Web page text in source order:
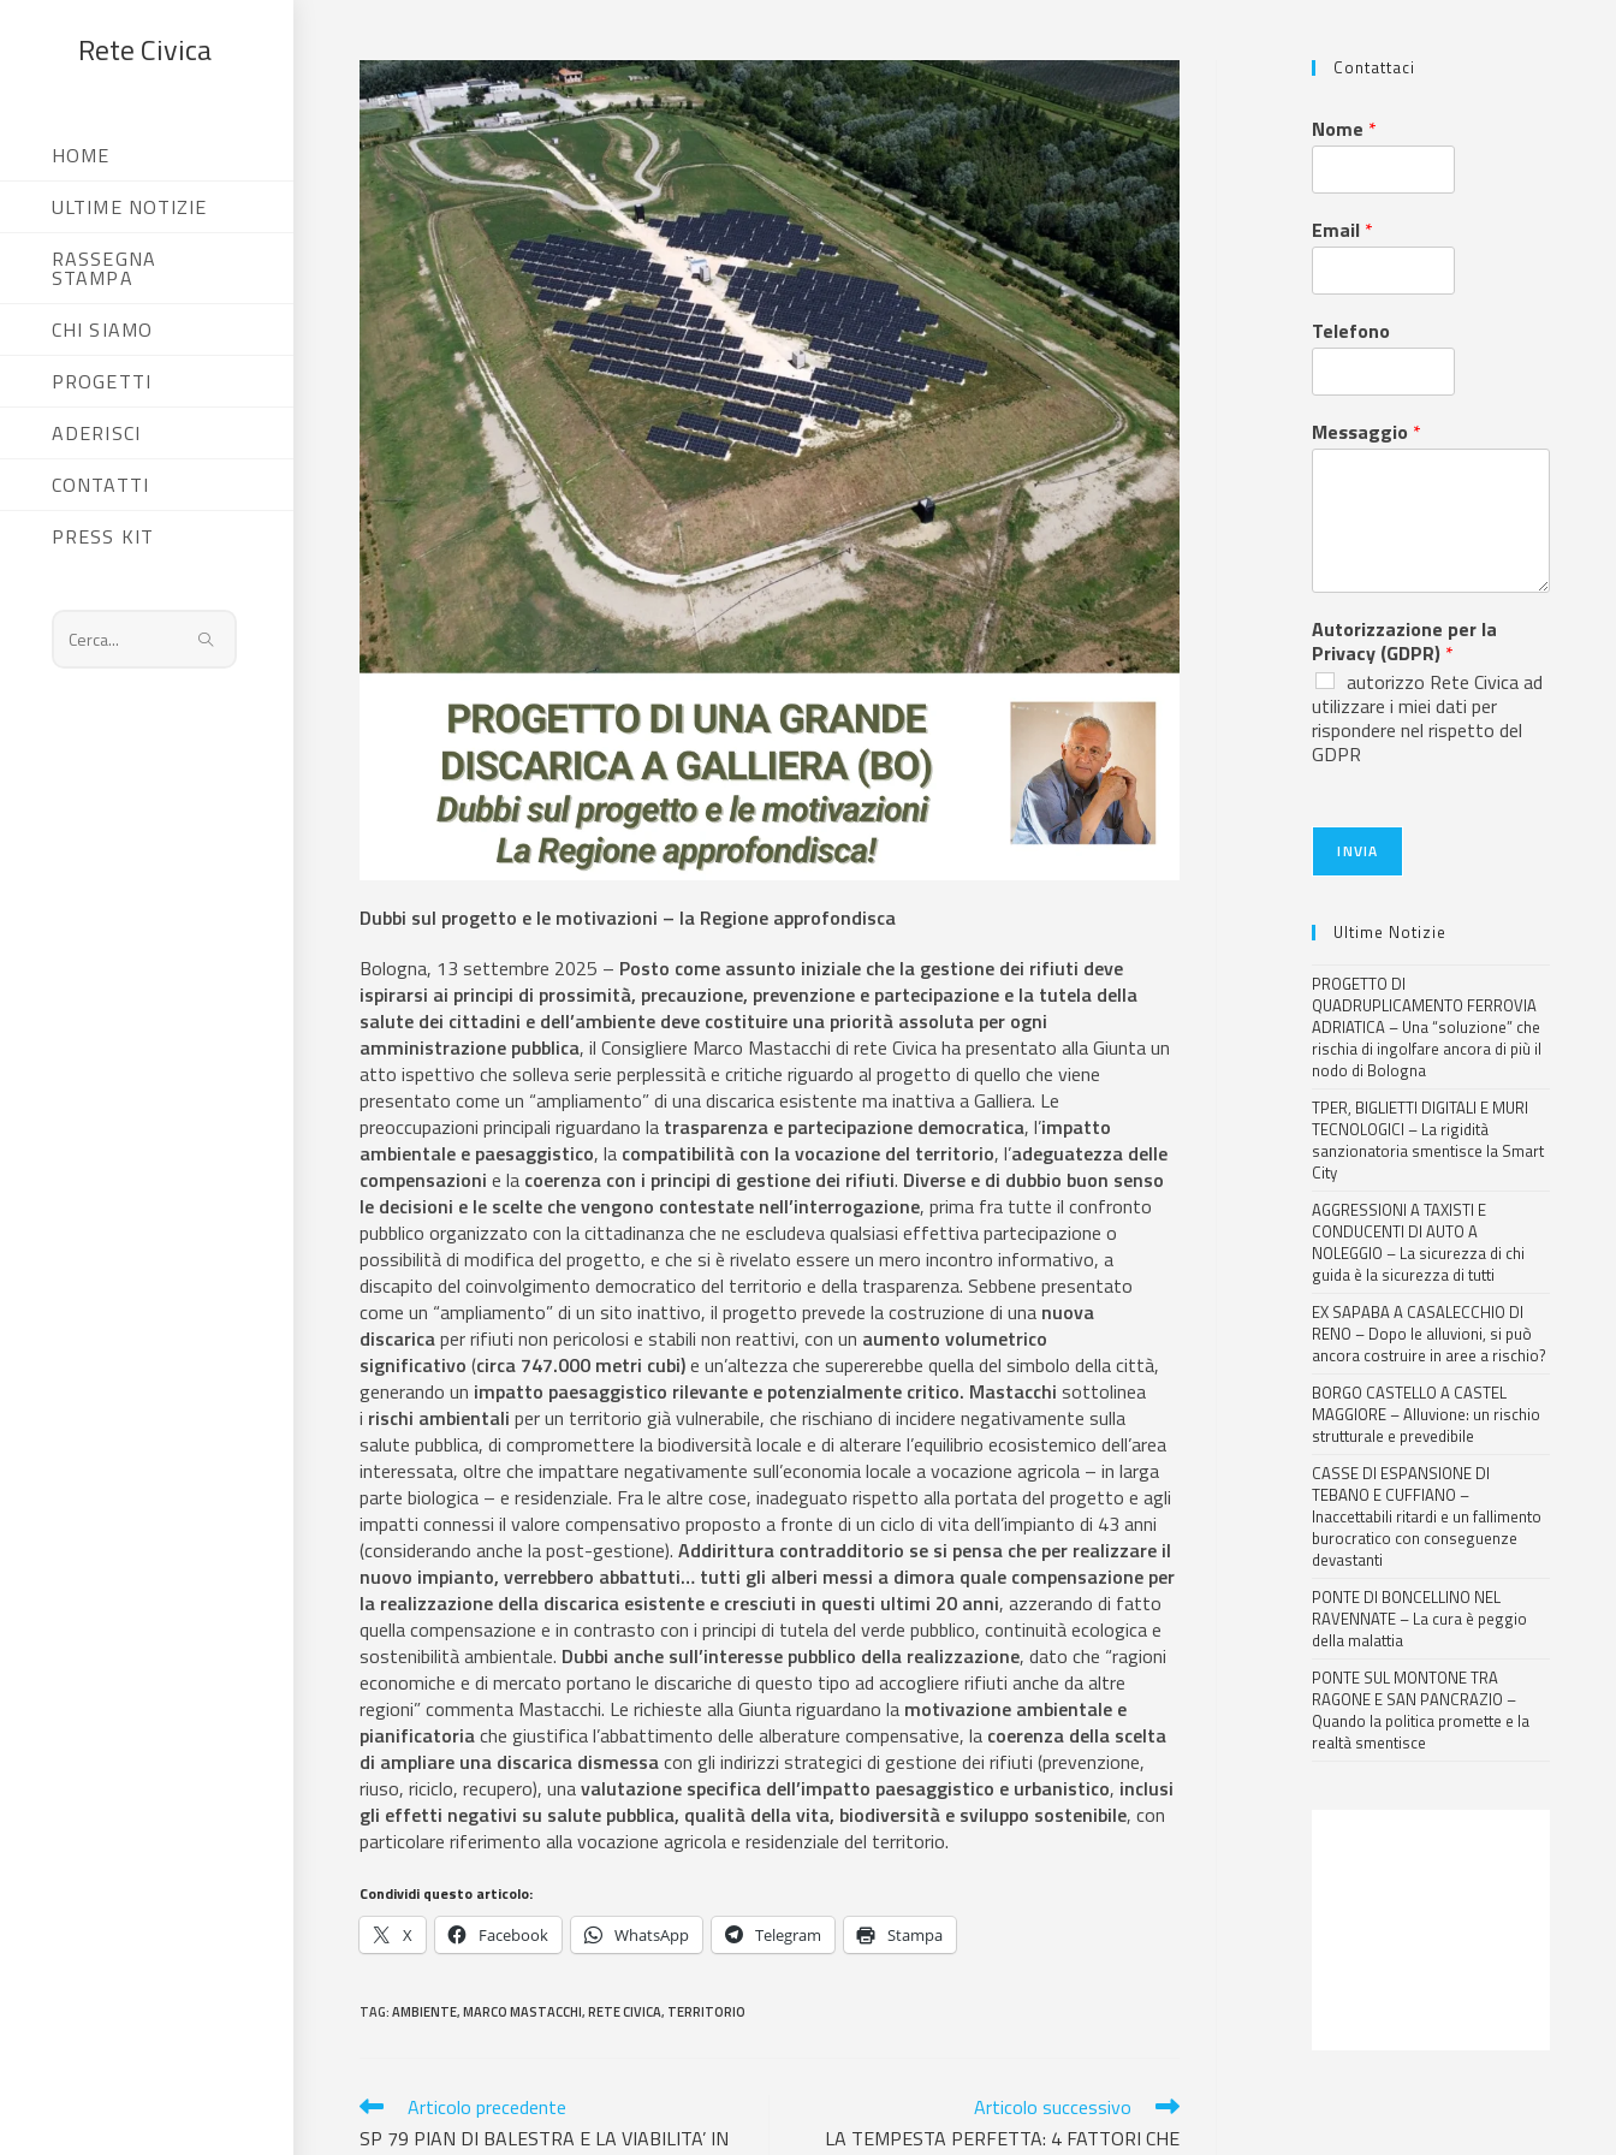
Rete Civica
HOME
ULTIME NOTIZIE
RASSEGNA
STAMPA
CHI SIAMO
PROGETTI
ADERISCI
CONTATTI
PRESS KIT
Cerca
Dubbi sul progetto e le motivazioni – la Regione approfondisca
Bologna, 13 settembre 2025 – Posto come assunto iniziale che la gestione dei rifiuti deve
ispirarsi ai principi di prossimità, precauzione, prevenzione e partecipazione e la tutela della
salute dei cittadini e dell’ambiente deve costituire una priorità assoluta per ogni
amministrazione pubblica, il Consigliere Marco Mastacchi di rete Civica ha presentato alla Giunta un
atto ispettivo che solleva serie perplessità e critiche riguardo al progetto di quello che viene
presentato come un “ampliamento” di una discarica esistente ma inattiva a Galliera. Le
preoccupazioni principali riguardano la trasparenza e partecipazione democratica, l’impatto
ambientale e paesaggistico, la compatibilità con la vocazione del territorio, l’adeguatezza delle
compensazioni e la coerenza con i principi di gestione dei rifiuti. Diverse e di dubbio buon senso
le decisioni e le scelte che vengono contestate nell’interrogazione, prima fra tutte il confronto
pubblico organizzato con la cittadinanza che ne escludeva qualsiasi effettiva partecipazione o
possibilità di modifica del progetto, e che si è rivelato essere un mero incontro informativo, a
discapito del coinvolgimento democratico del territorio e della trasparenza. Sebbene presentato
come un “ampliamento” di un sito inattivo, il progetto prevede la costruzione di una nuova
discaricaper rifiuti non pericolosi e stabili non reattivi, con un aumento volumetrico
significativo (circa 747.000 metri cubi)e un’altezza che supererebbe quella del simbolo della città,
generando un impatto paesaggistico rilevante e potenzialmente critico. Mastacchi sottolinea
i rischi ambientali per un territorio già vulnerabile, che rischiano di incidere negativamente sulla
salute pubblica, di compromettere la biodiversità locale e di alterare l’equilibrio ecosistemico dell’area
interessata, oltre che impattare negativamente sull’economia locale a vocazione agricola – in larga
parte biologica – e residenziale. Fra le altre cose, inadeguato rispetto alla portata del progetto e agli
impatti connessi il valore compensativo proposto a fronte di un ciclo di vita dell’impianto di 43 anni
(considerando anche la post-gestione). Addirittura contradditorio se si pensa che per realizzare il
nuovo impianto, verrebbero abbattuti… tutti gli alberi messi a dimora quale compensazione per
la realizzazione della discarica esistente e cresciuti in questi ultimi 20 anni, azzerando di fatto
quella compensazione e in contrasto con i principi di tutela del verde pubblico, continuità ecologica e
sostenibilità ambientale. Dubbi anche sull’interesse pubblico della realizzazione, dato che “ragioni
economiche e di mercato portano le discariche di questo tipo ad accogliere rifiuti anche da altre
regioni” commenta Mastacchi. Le richieste alla Giunta riguardano la motivazione ambientale e
pianificatoriache giustifica l’abbattimento delle alberature compensative, la coerenza della scelta
di ampliare una discarica dismessacon gli indirizzi strategici di gestione dei rifiuti (prevenzione,
riuso, riciclo, recupero), unavalutazione specifica dell’impatto paesaggistico e urbanistico, inclusi
gli effetti negativi su salute pubblica, qualità della vita, biodiversità e sviluppo sostenibile, con
particolare riferimento alla vocazione agricola e residenziale del territorio.
Condividi questo articolo:
X Facebook WhatsApp Telegram Stampa
TAG:AMBIENTE,MARCO MASTACCHI,RETE CIVICA, TERRITORIO
Articolo precedente
SP 79 PIAN DI BALESTRA E LA VIABILITA’ IN
Articolo successivo
LA TEMPESTA PERFETTA: 4 FATTORI CHE
Contattaci
Nome *
Email *
Telefono
Messaggio *
Autorizzazione per la
Privacy (GDPR) *
autorizzo Rete Civica ad
utilizzare i miei dati per
rispondere nel rispetto del
GDPR
INVIA
Ultime Notizie
PROGETTO DI
QUADRUPLICAMENTO FERROVIA
ADRIATICA – Una “soluzione” che
rischia di ingolfare ancora di più il
nodo di Bologna
TPER, BIGLIETTI DIGITALI E MURI
TECNOLOGICI – La rigidità
sanzionatoria smentisce la Smart
City
AGGRESSIONI A TAXISTI E
CONDUCENTI DI AUTO A
NOLEGGIO – La sicurezza di chi
guida è la sicurezza di tutti
EX SAPABA A CASALECCHIO DI
RENO – Dopo le alluvioni, si può
ancora costruire in aree a rischio?
BORGO CASTELLO A CASTEL
MAGGIORE – Alluvione: un rischio
strutturale e prevedibile
CASSE DI ESPANSIONE DI
TEBANO E CUFFIANO –
Inaccettabili ritardi e un fallimento
burocratico con conseguenze
devastanti
PONTE DI BONCELLINO NEL
RAVENNATE – La cura è peggio
della malattia
PONTE SUL MONTONE TRA
RAGONE E SAN PANCRAZIO –
Quando la politica promette e la
realtà smentisce